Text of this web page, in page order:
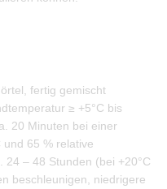
fertig gemischt
≥ +5°C bis
20 Minuten bei einer
65 % relative
24 – 48 Stunden (bei +20°C
beschleunigen, niedrigere